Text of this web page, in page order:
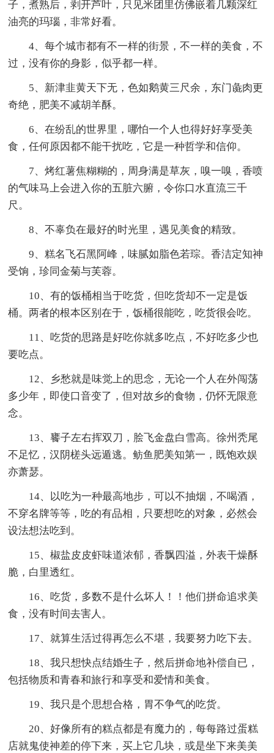
子，煮熟后，剥开芦叶，只见米团里仿佛嵌着几颗深红
油亮的玛瑙，非常好看。
4、每个城市都有不一样的街景，不一样的美食，不
过，没有你的身影，似乎都一样。
5、新津韭黄天下无，色如鹅黄三尺余，东门彘肉更
奇绝，肥美不减胡羊酥。
6、在纷乱的世界里，哪怕一个人也得好好享受美
食，任何原因都不能干扰吃，它是一种哲学和信仰。
7、烤红薯焦糊糊的，周身满是草灰，嗅一嗅，香喷
的气味马上会进入你的五脏六腑，令你口水直流三千
尺。
8、不辜负在最好的时光里，遇见美食的精致。
9、糕名飞石黑阿峰，味腻如脂色若琮。香洁定知神
受饷，珍同金菊与芙蓉。
10、有的饭桶相当于吃货，但吃货却不一定是饭
桶。两者的根本区别在于，饭桶很能吃，吃货很会吃。
11、吃货的思路是好吃你就多吃点，不好吃多少也
要吃点。
12、乡愁就是味觉上的思念，无论一个人在外闯荡
多少年，即使口音变了，但对故乡的食物，仍怀无限意
念。
13、饔子左右挥双刀，脍飞金盘白雪高。徐州秃尾
不足忆，汉阴槎头远遁逃。鲂鱼肥美知第一，既饱欢娱
亦萧瑟。
14、以吃为一种最高地步，可以不抽烟，不喝酒，
不穿名牌等等，吃的有品相，只要想吃的对象，必然会
设法想法吃到。
15、椒盐皮皮虾味道浓郁，香飘四溢，外表干燥酥
脆，白里透红。
16、吃货，多数不是什么坏人！！他们拼命追求美
食，没有时间去害人。
17、就算生活过得再怎么不堪，我要努力吃下去。
18、我只想快点结婚生子，然后拼命地补偿自已，
包括物质和青春和旅行和享受和爱情和美食。
19、我只是个思想合格，胃不争气的吃货。
20、好像所有的糕点都是有魔力的，每每路过蛋糕
店就鬼使神差的停下来，买上它几块，或是坐下来美美